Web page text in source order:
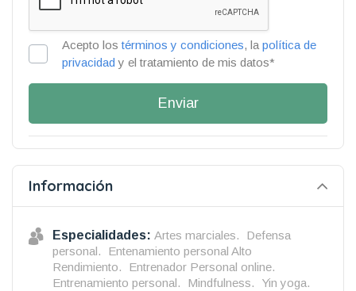
Acepto lostérminos y condiciones, la política de
privacidad y el tratamiento de mis datos*
Enviar
Información
Especialidades: Artes marciales.
Defensa
personal.
Entenamiento personal Alto
Rendimiento.
Entrenador Personal online.
Entrenamiento personal.
Mindfulness. Yin yoga.